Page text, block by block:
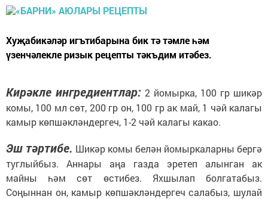
Хуҗабикәләр игътибарына бик тә тәмле һәм
үзенчәлекле ризык рецепты тәкъдим итәбез.
Кирәкле ингредиентлар: 2 йомырка, 100 гр шикәр
комы, 100 мл сөт, 200 гр он, 100 гр ак май, 1 чәй калагы
камыр көпшәкләндергеч, 1-2 чәй калагы какао.
Эш тәртибе. Шикәр комы белән йомыркаларны бергә
туглыйбыз. Аннары аңа газда эретеп алынган ак
майны һәм сөт өстибез. Яхшылап болгатабыз.
Соңыннан он, камыр көпшәкләндергеч салабыз, шулай